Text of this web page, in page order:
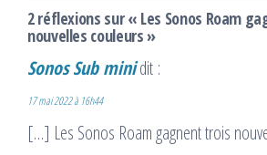
2 réflexions sur « Les Sonos Roam
nouvelles couleurs »
Sonos Sub minidit :
17 mai 2022 à 16h44
[…] Les Sonos Roam gagnent trois